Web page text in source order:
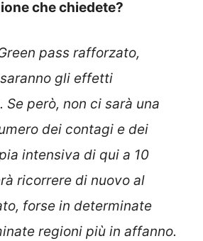
che chiedete?
pass rafforzato,
gli effetti
Se però, non ci sarà una
dei contagi e dei
intensiva di qui a 10
ricorrere di nuovo al
forse in determinate
regioni più in affanno.